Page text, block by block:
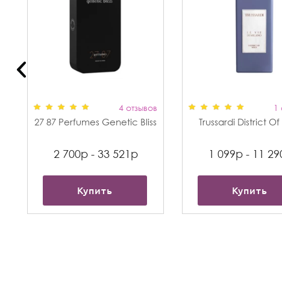
4 отзывов
27 87 Perfumes Genetic Bliss
2 700р - 33 521р
Купить
1
Trussardi District
1 099р - 11
Купить